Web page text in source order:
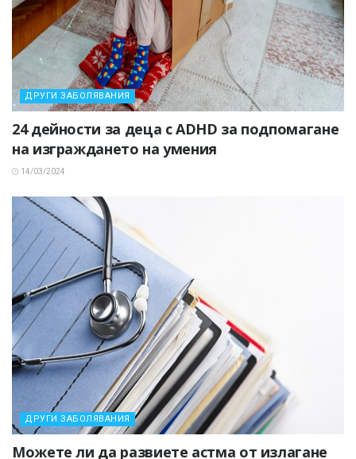
ДРУГИ ЗАБОЛЯВАНИЯ
24 дейности за деца с ADHD за подпомагане
на изграждането на умения
14/03/2024
ДРУГИ ЗАБОЛЯВАНИЯ
Можете ли да развиете астма от излагане